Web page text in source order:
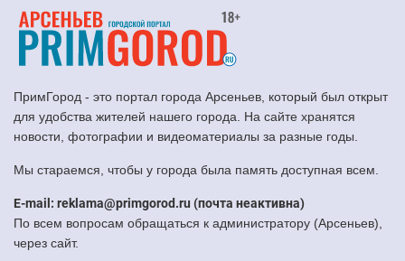
ПримГород - это портал города Арсеньев, который был открыт
для удобства жителей нашего города. На сайте хранятся
новости, фотографии и видеоматериалы за разные годы.
Мы стараемся, чтобы у города была память доступная всем.
E-mail: reklama@primgorod.ru (почта неактивна)
По всем вопросам обращаться к администратору (Арсеньев),
через сайт.